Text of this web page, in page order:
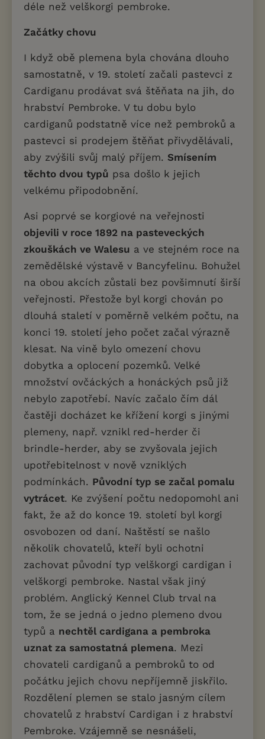
déle než velškorgi pembroke.
Začátky chovu
I když obě plemena byla chována dlouho
samostatně, v 19. století začali pastevci z
Cardiganu prodávat svá štěňata na jih, do
hrabství Pembroke. V tu dobu bylo
cardiganů podstatně více než pembroků a
pastevci si prodejem štěňat přivydělávali,
aby zvýšili svůj malý příjem. Smísením
těchto dvou typů psa došlo k jejich
velkému připodobnění.
Asi poprvé se korgiové na veřejnosti
objevili v roce 1892 na pasteveckých
zkouškách ve Walesu a ve stejném roce na
zemědělské výstavě v Bancyfelinu. Bohužel
na obou akcích zůstali bez povšimnutí širší
veřejnosti. Přestože byl korgi chován po
dlouhá staletí v poměrně velkém počtu, na
konci 19. století jeho počet začal výrazně
klesat. Na vině bylo omezení chovu
dobytka a oplocení pozemků. Velké
množství ovčáckých a honáckých psů již
nebylo zapotřebí. Navíc začalo čím dál
častěji docházet ke křížení korgi s jinými
plemeny, např. vznikl red-herder či
brindle-herder, aby se zvyšovala jejich
upotřebitelnost v nově vzniklých
podmínkách. Původní typ se začal pomalu
vytrácet. Ke zvýšení počtu nedopomohl ani
fakt, že až do konce 19. století byl korgi
osvobozen od daní. Naštěstí se našlo
několik chovatelů, kteří byli ochotni
zachovat původní typ velškorgi cardigan i
velškorgi pembroke. Nastal však jiný
problém. Anglický Kennel Club trval na
tom, že se jedná o jedno plemeno dvou
typů a nechtěl cardigana a pembroka
uznat za samostatná plemena. Mezi
chovateli cardiganů a pembroků to od
počátku jejich chovu nepříjemně jiskřilo.
Rozdělení plemen se stalo jasným cílem
chovatelů z hrabství Cardigan i z hrabství
Pembroke. Vzájemně se nesnášeli,